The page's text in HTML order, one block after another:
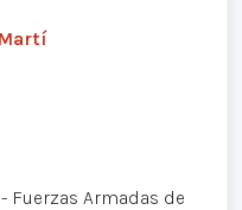
Fuerzas Armadas de